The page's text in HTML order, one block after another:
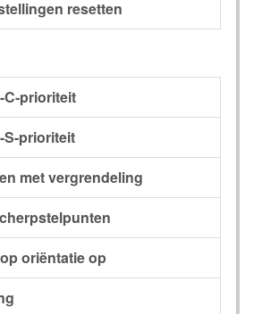
resetten
C-prioriteit
S-prioriteit
met vergrendeling
oriëntatie op